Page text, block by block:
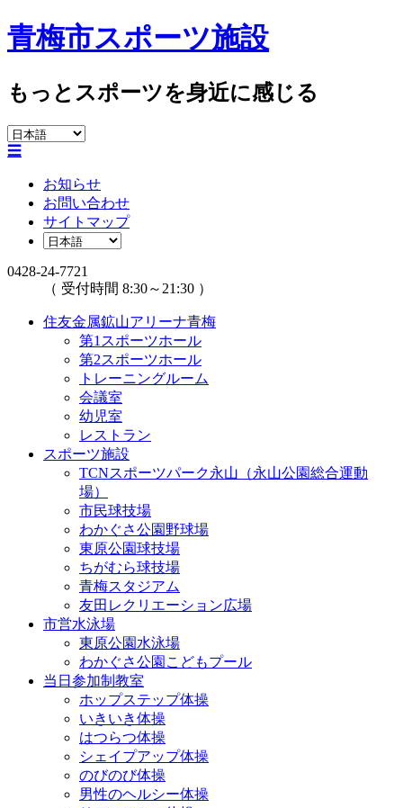
青梅市スポーツ施設
もっとスポーツを身近に感じる
☰
お知らせ
お問い合わせ
サイトマップ
0428-24-7721
（ 受付時間 8:30～21:30 ）
住友金属鉱山アリーナ青梅
第1スポーツホール
第2スポーツホール
トレーニングルーム
会議室
幼児室
レストラン
スポーツ施設
TCNスポーツパーク永山（永山公園総合運動
場）
市民球技場
わかぐさ公園野球場
東原公園球技場
ちがむら球技場
青梅スタジアム
友田レクリエーション広場
市営水泳場
東原公園水泳場
わかぐさ公園こどもプール
当日参加制教室
ホップステップ体操
いきいき体操
はつらつ体操
シェイプアップ体操
のびのび体操
男性のヘルシー体操